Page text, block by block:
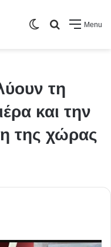
Menu
Search
Switch
τη
και την
της χώρας